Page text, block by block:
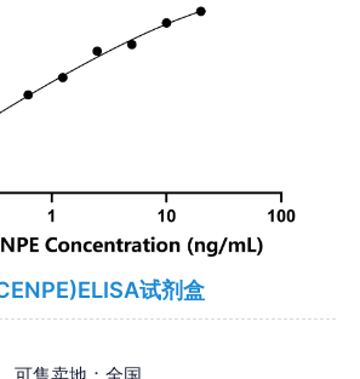
试剂盒